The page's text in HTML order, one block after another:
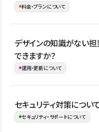
め、移行後にページ構成や
理、セキュリティ確認、既
ない段階でも、お問い合わ
お問合せはこちら
料金・プランについて
公開ページ数、バージョン
管理の有無などがプランご
ージをご覧ください。
デザインの知識がない担
できますか？
運用・更新について
はい。CMSやコンポーネン
ことで、デザインを崩しに
セキュリティ対策につい
セキュリティ・サポートについて